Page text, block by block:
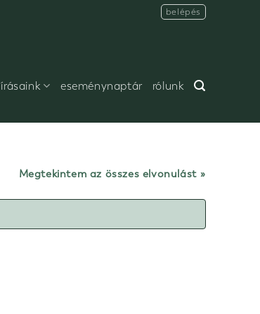
belépés
írásaink eseménynaptár rólunk
Megtekintem az összes elvonulást